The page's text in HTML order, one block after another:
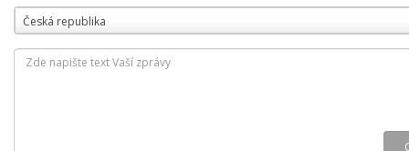
Česká republika